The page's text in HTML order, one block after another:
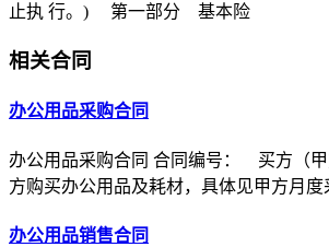
止执 行。) 第一部分 基本险
相关合同
办公用品采购合同
办公用品采购合同 合同编号： 买方
方购买办公用品及耗材，具体见甲方月
办公用品销售合同